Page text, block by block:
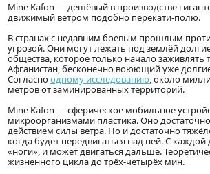
Mine Kafon — дешёвый в производстве
движимый ветром подобно перекати-полю.
В странах с недавним боевым прошлым
угрозой. Они могут лежать под землёй
общества, которое только начало заживлять
Афганистан, бесконечно воюющий уже
Согласноодному исследованию, около
метров от заминированных территорий.
Mine Kafon — сферическое мобильное
микроорганизмами пластика. Оно
действием силы ветра. Но и достаточно
когда будет передвигаться над ней. С
«ноги», и может двигаться дальше.
жизненного цикла до трёх-четырёх мин.